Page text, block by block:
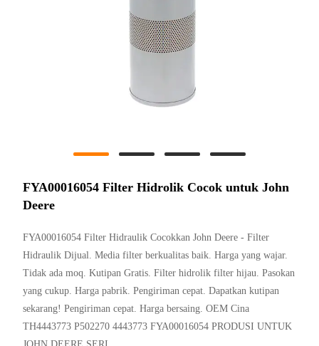
FYA00016054 Filter Hidrolik Cocok untuk John
Deere
FYA00016054 Filter Hidraulik Cocokkan John Deere - Filter
Hidraulik Dijual. Media filter berkualitas baik. Harga yang wajar.
Tidak ada moq. Kutipan Gratis. Filter hidrolik filter hijau. Pasokan
yang cukup. Harga pabrik. Pengiriman cepat. Dapatkan kutipan
sekarang! Pengiriman cepat. Harga bersaing. OEM Cina
TH4443773 P502270 4443773 FYA00016054 PRODUSI UNTUK